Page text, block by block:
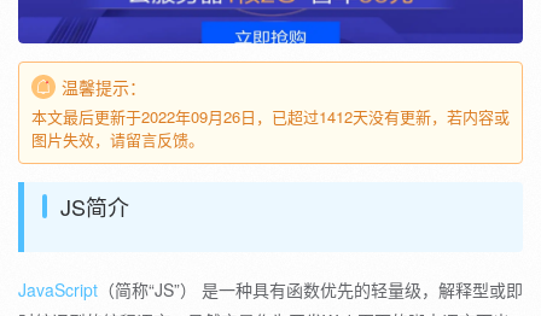
温馨提示：
本文最后更新于2022年09月26日，已超过1412天没有更新，若内容或
图片失效，请留言反馈。
JS简介
JavaScript （简称“JS”） 是一种具有函数优先的轻量级，解释型或即